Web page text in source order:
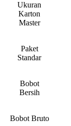
Ukuran
Karton
Master
Paket
Standar
Bobot
Bersih
Bobot Bruto